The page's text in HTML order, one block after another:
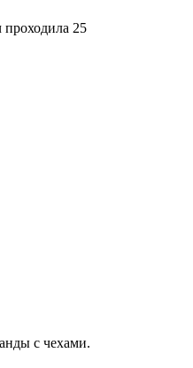
проходила 25
с чехами.